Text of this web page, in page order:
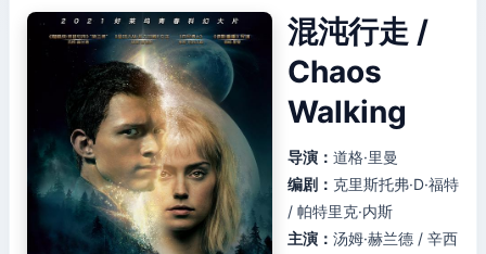
混沌行走 /
Chaos
Walking
导演： 道格·里曼
编剧： 克里斯托弗·D·福特
/ 帕特里克·内斯
主演： 汤姆·赫兰德 / 辛西